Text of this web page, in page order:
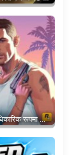
GTA 6 को प्रि-अर्डर २०२६ को जुन २५ देखि आधिकारिक रूपमा खुल्यो